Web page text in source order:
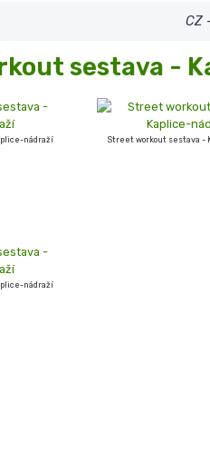
CZ
sestava -
nádraží Street workout sestava -
nádraží